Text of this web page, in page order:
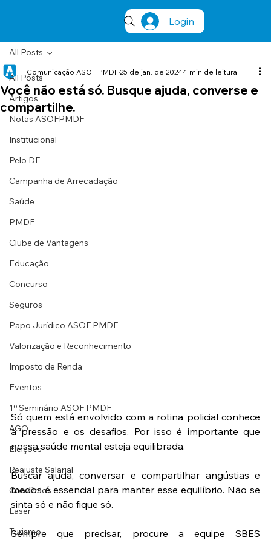
Login
All Posts
Artigos
Notas ASOFPMDF
Institucional
Pelo DF
Campanha de Arrecadação
Saúde
PMDF
Clube de Vantagens
Educação
Concurso
Seguros
Papo Jurídico ASOF PMDF
Valorização e Reconhecimento
Imposto de Renda
Eventos
1º Seminário ASOF PMDF
AGO
Eleições
Reajuste Salarial
Convênios
Laser
Turismo
All Posts
Você não está só. Busque ajuda, converse e
compartilhe.
Comunicação ASOF PMDF25 de jan. de 2024 1 min de leitura
Só quem está envolvido com a rotina policial conhece
a pressão e os desafios. Por isso é importante que
nossa saúde mental esteja equilibrada.
Buscar ajuda, conversar e compartilhar angústias e
medos é essencial para manter esse equilíbrio. Não se
sinta só e não fique só.
Sempre que precisar, procure a equipe SBES